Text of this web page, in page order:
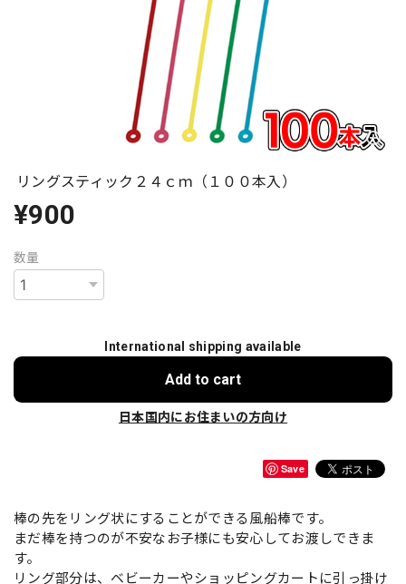
リングスティック２４ｃｍ（１００本入）
¥900
数量
International shipping available
Add to cart
日本国内にお住まいの方向け
Save
棒の先をリング状にすることができる風船棒です。
まだ棒を持つのが不安なお子様にも安心してお渡しできま
す。
リング部分は、ベビーカーやショッピングカートに引っ掛け